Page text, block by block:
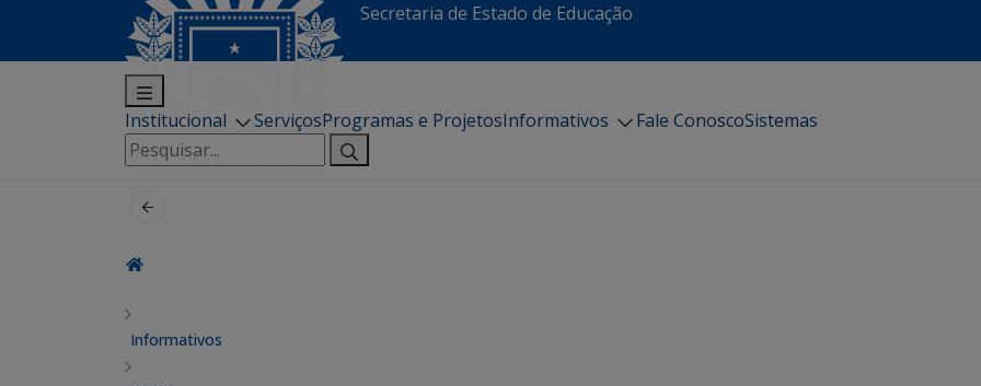
Secretaria de Estado de Educação
Institucional ServiçosProgramas e ProjetosInformativos Fale ConoscoSistemas
Pesquisar
por:
Informativos